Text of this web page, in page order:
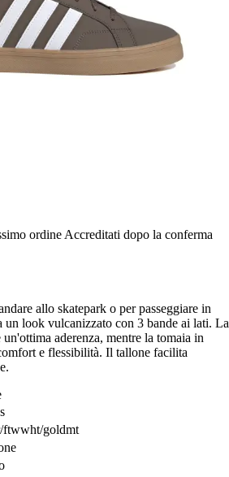
ordine Accreditati dopo la conferma
allo skatepark o per passeggiare in
un look vulcanizzato con 3 bande ai lati. La
aderenza, mentre la tomaia in
e flessibilità. Il tallone facilita
ftwwht/goldmt